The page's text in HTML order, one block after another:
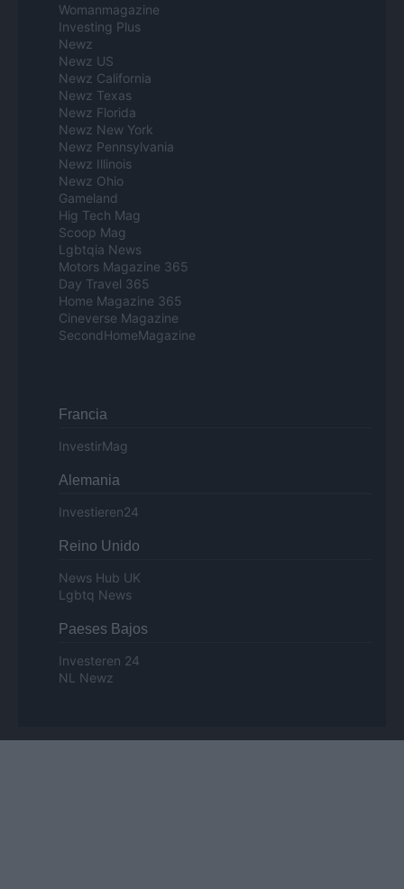
Womanmagazine
Investing Plus
Newz
Newz US
Newz California
Newz Texas
Newz Florida
Newz New York
Newz Pennsylvania
Newz Illinois
Newz Ohio
Gameland
Hig Tech Mag
Scoop Mag
Lgbtqia News
Motors Magazine 365
Day Travel 365
Home Magazine 365
Cineverse Magazine
SecondHomeMagazine
Francia
InvestirMag
Alemania
Investieren24
Reino Unido
News Hub UK
Lgbtq News
Paeses Bajos
Investeren 24
NL Newz